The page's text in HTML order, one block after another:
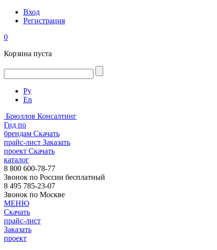
Вход
Регистрация
0
Корзина пуста
Ру
En
Брюллов Консалтинг
Гид по
брендам Скачать
прайс-лист Заказать
проект Скачать
каталог
8 800 600-78-77
Звонок по России бесплатный
8 495 785-23-07
Звонок по Москве
МЕНЮ
Скачать
прайс-лист
Заказать
проект